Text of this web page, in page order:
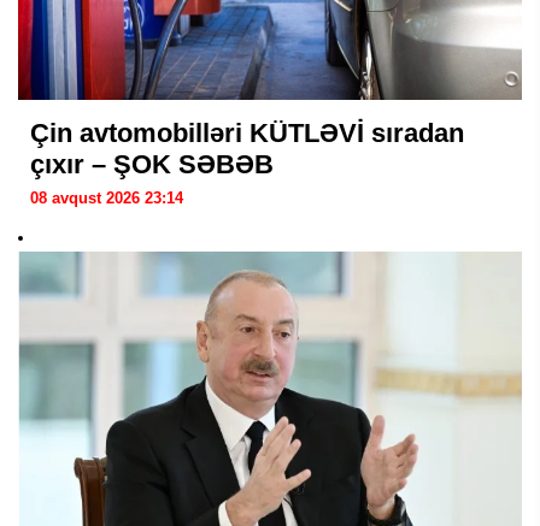
Çin avtomobilləri KÜTLƏVİ sıradan
çıxır – ŞOK SƏBƏB
08 avqust 2026 23:14